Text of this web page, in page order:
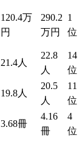
120.4万
円
290.2
万円
1
位
21.4人
22.8
人
14
位
19.8人
20.5
人
11
位
3.68冊
4.16
冊
4
位